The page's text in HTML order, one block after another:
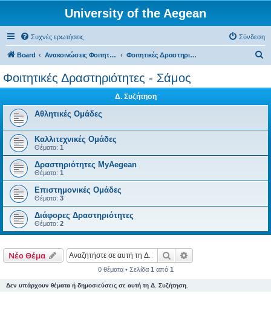
University of the Aegean
Συχνές ερωτήσεις Σύνδεση
Board Ανακοινώσεις Φοιτητικών Δραστηριοτήτων Φοιτητικές Δραστηριότητες - Σάμος
σ
Φοιτητικές Δραστηριότητες - Σάμος
Δ. Συζήτηση
Αθλητικές Ομάδες
Καλλιτεχνικές Ομάδες
Θέματα: 1
Δραστηριότητες MyAegean
Θέματα: 1
Επιστημονικές Ομάδες
Θέματα: 3
Διάφορες Δραστηριότητες
Θέματα: 2
Νέο Θέμα Αναζήτηση
0 θέματα • Σελίδα 1 από 1
Δεν υπάρχουν θέματα ή δημοσιεύσεις σε αυτή τη Δ. Συζήτηση.